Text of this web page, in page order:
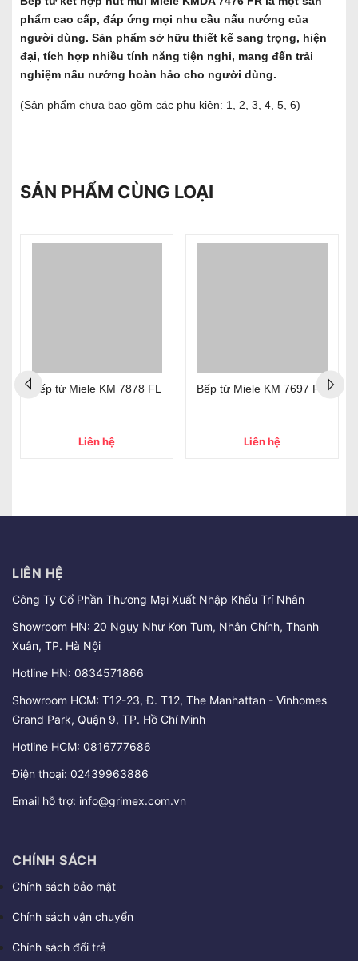
phẩm cao cấp, đáp ứng mọi nhu cầu nấu nướng của
người dùng. Sản phẩm sở hữu thiết kế sang trọng, hiện
đại, tích hợp nhiều tính năng tiện nghi, mang đến trải
nghiệm nấu nướng hoàn hảo cho người dùng.
(Sản phẩm chưa bao gồm các phụ kiện: 1, 2, 3, 4, 5, 6)
SẢN PHẨM CÙNG LOẠI
Bếp từ Miele KM 7878 FL
Liên hệ
Bếp từ Miele KM 7697 FR
Liên hệ
LIÊN HỆ
Công Ty Cổ Phần Thương Mại Xuất Nhập Khẩu Trí Nhân
Showroom HN: 20 Ngụy Như Kon Tum, Nhân Chính, Thanh
Xuân, TP. Hà Nội
Hotline HN: 0834571866
Showroom HCM: T12-23, Đ. T12, The Manhattan - Vinhomes
Grand Park, Quận 9, TP. Hồ Chí Minh
Hotline HCM: 0816777686
Điện thoại: 02439963886
Email hỗ trợ: info@grimex.com.vn
CHÍNH SÁCH
Chính sách bảo mật
Chính sách vận chuyển
Chính sách đổi trả